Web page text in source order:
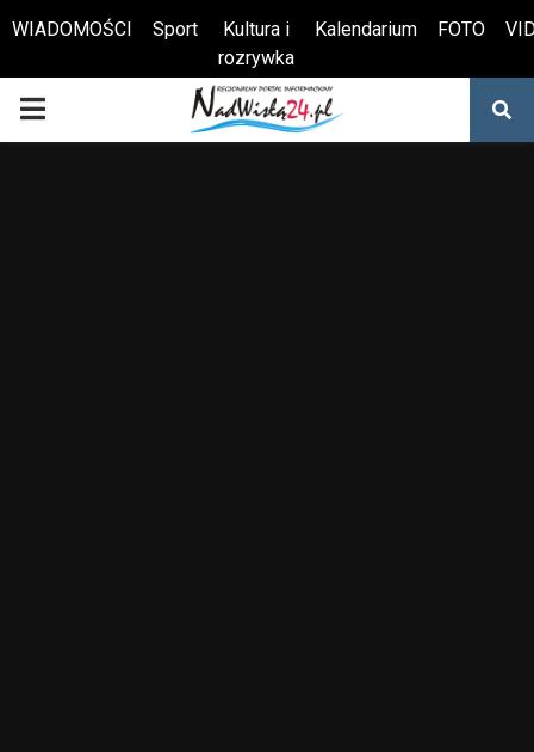
Otwórz pasek narzędzi
WIADOMOŚCI Sport
Kultura i
rozrywka
Kalendarium FOTO
PRIMARY